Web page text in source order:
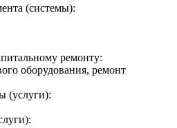
(системы):
ремонту:
оборудования, ремонт
(услуги):